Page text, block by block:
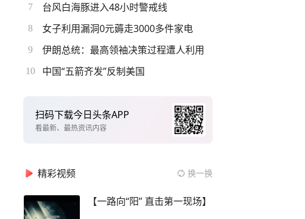
7 台风白海豚进入48小时警戒线
8 女子利用漏洞0元薅走3000多件家电
9 伊朗总统：最高领袖决策过程遭人利用
10 中国“五箭齐发”反制美国
扫码下载今日头条APP
看最新、最热资讯内容
精彩视频 换一换
【一路向“阳” 直击第一现场】